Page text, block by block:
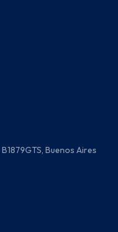
Buenos Aires